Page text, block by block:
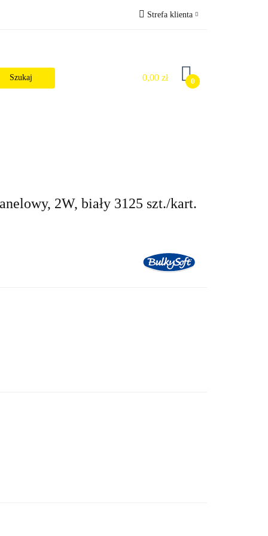
Strefa klienta
Zarejestruj się
Dodaj zgłoszenie
0,00 zł 0
2W, biały 3125 szt./kart.